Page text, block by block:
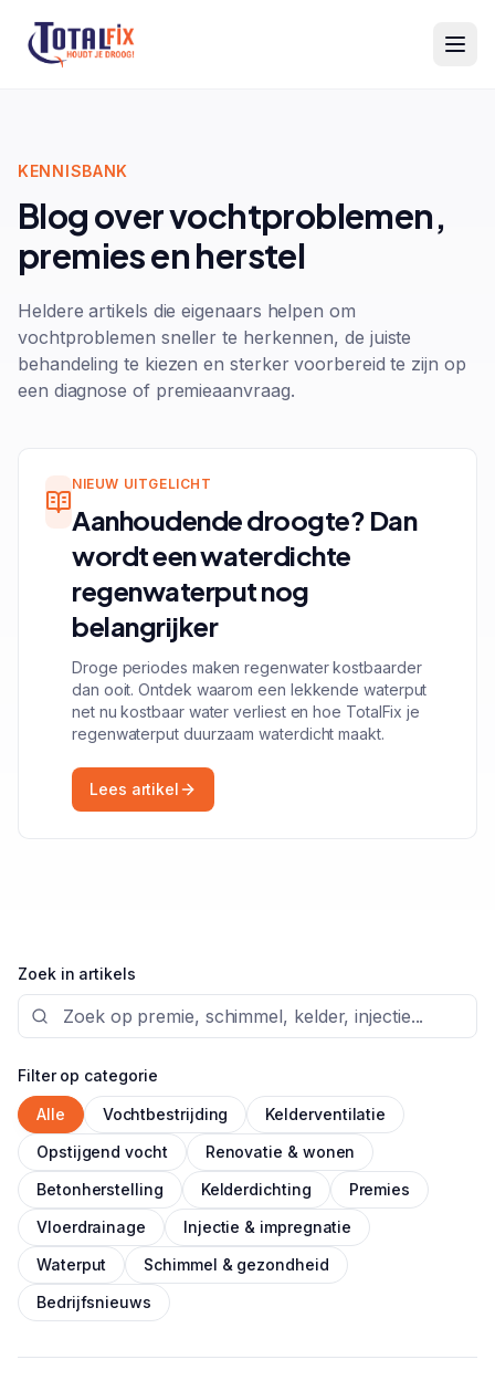
Totalfix
KENNISBANK
Blog over vochtproblemen,
premies en herstel
Heldere artikels die eigenaars helpen om
vochtproblemen sneller te herkennen, de juiste
behandeling te kiezen en sterker voorbereid te zijn op
een diagnose of premieaanvraag.
NIEUW UITGELICHT
Aanhoudende droogte? Dan
wordt een waterdichte
regenwaterput nog
belangrijker
Droge periodes maken regenwater kostbaarder
dan ooit. Ontdek waarom een lekkende waterput
net nu kostbaar water verliest en hoe TotalFix je
regenwaterput duurzaam waterdicht maakt.
Lees artikel
Zoek in artikels
Filter op categorie
Alle Vochtbestrijding
Kelderventilatie
Opstijgend vocht
Renovatie & wonen
Betonherstelling
Kelderdichting
Premies
Vloerdrainage
Injectie & impregnatie
Waterput
Schimmel & gezondheid
Bedrijfsnieuws